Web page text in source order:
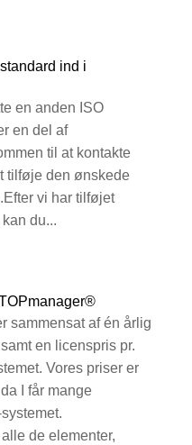
ind i
en anden ISO
en del af
til at kontakte
tilføje den ønskede
vi har tilføjet
du...
sammensat af én årlig
en licenspris pr.
Vores priser er
I får mange
de elementer,